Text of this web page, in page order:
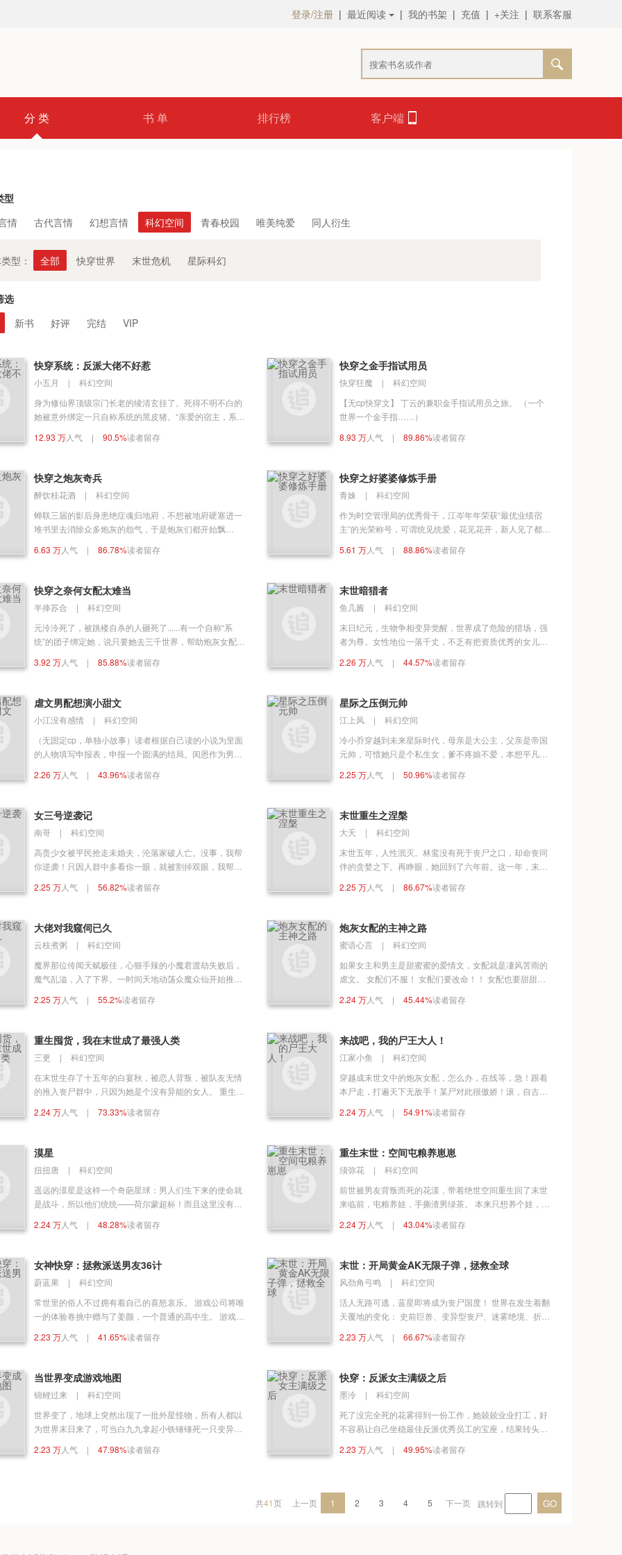
登录/注册 | 最近阅读 | 我的书架 | 充值 | +关注 | 联系客服
分 类 书 单 排行榜 客户端
型
情
古代言情 幻想言情 科幻空间 青春校园 唯美纯爱 同人衍生
型： 全部 快穿世界 末世危机 星际科幻
选
新书
好评 完结 VIP
快穿系统：反派大佬不好惹
小五月 |
科幻空间
身为修仙界顶级宗门长老的绫清玄挂了。死得不明不白的
她被意外绑定一只自称系统的黑皮猪。“亲爱的宿主，系统
玄：“不。”她活了上千年活腻了，能不能直接让她身形俱
净化反派任务，绫清玄从此走上一条……越来越明骚的
路。绫清玄：“zz，反派他牵我手作何？”zz：“天气太冷
了。”绫清玄：“zz，反派他抱我作甚？”zz：“天气太冷
了。”绫清玄：“zz，反派把我拉进被窝里了，最近天气这
么冷的吗？”zz：“妈呀反派我劝你善良！”
12.93 万人气 | 90.5%读者留存
快穿之金手指试用员
快穿狂魔 |
科幻空间
【无cp快穿文】 丁云的兼职金手指试用员之旅。 （一个
世界一个金手指……）
8.93 万人气 | 89.86%读者留存
快穿之炮灰奇兵
醉饮桂花酒 |
科幻空间
蝉联三届的影后身患绝症魂归地府，不想被地府硬塞进一
堆书里去消除众多炮灰的怨气，于是炮灰们都开始飘
纳闷。 总觉得炮灰还不够惨烈！不够解气！他执笔纠结。
人物，求放过！ 最终，找到真相的楚念表示：我不是女魔
头，就只想放飞自我，但绝不允许你放飞自我！ 注：这不
是爱情故事，无cp！
6.63 万人气 | 86.78%读者留存
快穿之好婆婆修炼手册
青姝 |
科幻空间
作为时空管理局的优秀骨干，江岑年年荣获“最优业绩宿
主”的光荣称号，可谓统见统爱，花见花开，新人见了都顶
任务，只想养老。然鹅，好婆婆修炼手册？这是什么鬼？
孙自有儿孙福，万事不掺和，就是好婆婆！
5.61 万人气 | 88.86%读者留存
快穿之奈何女配太难当
半捧苏合 |
科幻空间
元泠泠死了，被跳楼自杀的人砸死了......有一个自称“系
统”的团子绑定她，说只要她去三千世界，帮助炮灰女配实
光......元泠泠表示，我是莫得感情的女配收割机。只是，
傅，钢铁直男哥哥......元泠泠摇摇头：不要迷恋姐，姐只
是个传说。
3.92 万人气 | 85.88%读者留存
末世暗猎者
鱼几酱 |
科幻空间
末日纪元，生物争相变异觉醒，世界成了危险的猎场，强
者为尊。女性地位一落千丈，不乏有把资质优秀的女儿当
成为强者的天赋。但也不幸，她就身在这样的家族。既定
的生育工具。 唯有成为顶尖强者，才能挣脱命运的枷锁。
倒也不是办不到啦，她有家养的金手指傍身还是挺给力
的。 只是这条强者之路走到最后可能要连老公也踩在脚
下，就有点……不够温柔。
2.26 万人气 | 44.57%读者留存
虐文男配想演小甜文
小江没有感情 |
科幻空间
（无固定cp，单独小故事）读者根据自己读的小说为里面
的人物填写申报表，申报一个圆满的结局。闵恩作为男配
虐文男配一个he的结局。影子暗卫，校园男神，霸道总
2.26 万人气 | 43.96%读者留存
星际之压倒元帅
江上风 |
科幻空间
冷小乔穿越到未来星际时代，母亲是大公主，父亲是帝国
元帅，可惜她只是个私生女，爹不疼娘不爱，本想平凡一
叛，也有机甲无敌、兄弟袍泽，还有那个如引航灯塔般一
质疑，他强势镇压，当她九死一生，他冲锋陷阵前来相
救……
2.25 万人气 | 50.96%读者留存
女三号逆袭记
南哥 |
科幻空间
高贵少女被平民抢走未婚夫，沦落家破人亡。没事，我帮
你逆袭！只因人群中多看你一眼，就被割掉双眼，我帮你
没事，我帮你造反夺走皇位！无论你有什么遭遇，我都帮
主、夺男配、打脸女主被系统绑定的陈蓓。
2.25 万人气 | 56.82%读者留存
末世重生之涅槃
大夭 |
科幻空间
末世五年，人性泯灭。林鸾没有死于丧尸之口，却命丧同
伴的贪婪之下。再睁眼，她回到了六年前。这一年，末世
世的错，今世改过。涅槃重生，她发誓宁为刀俎，不为鱼
是，这不知打哪冒出个师兄，死皮赖脸求投靠，求收留，
求包养，她又该如何应对？
2.25 万人气 | 86.67%读者留存
大佬对我窥伺已久
云枝煮粥 |
科幻空间
魔界那位传闻天赋极佳，心狠手辣的小魔君渡劫失败后，
魔气乱溢，入了下界。一时间天地动荡众魔众仙开始推举
无母，更无爱慕亲近之人，此等重任，无人敢上。 就在这
挂满了一名女子的画像。 天界的小公主云苏就这样被迫入
了下界。 她还在下界发呆，小魔气就已经过来死死环住了
她的腰。 柔软微凉的指腹扣着她的脸，小魔气卑微痴迷到
发疯。 云苏信了，敖宿除了她还能爱谁呢？ “你爱不爱
我？” “爱……” 只爱你，为你刀山火海，炙热沸腾。
2.25 万人气 | 55.2%读者留存
炮灰女配的主神之路
蜜语心言 |
科幻空间
如果女主和男主是甜蜜蜜的爱情文，女配就是凄风苦雨的
虐文。 女配们不服！ 女配们要改命！！ 女配也要甜甜的
示：只要能活下去，逆袭改命，我擅长。 所有敢阻拦她生
母亲自立自强。 冷宫弃妃，踹翻渣男，我要当太后。 低
贱女奴，苦练武功终成一代宗师。 …… 从此无双开启了
她繁忙的快穿生活……
2.24 万人气 | 45.44%读者留存
重生囤货，我在末世成了最强人类
三更 |
科幻空间
在末世生存了十五年的白宴秋，被恋人背叛，被队友无情
的推入丧尸群中，只因为她是个没有异能的女人。 重生到
的末世了。 她要在末世里生活的舒舒服服。 不过还想舒
仇啊！ 毁掉渣男的基地！打击渣男的信心！蚕食他的势
力！让他像一条狗样活着！ 她曾经的队友们也成了扶不上
墙的烂泥！ 最后当然是建设最强大的人类禁地啊！
2.24 万人气 | 73.33%读者留存
来战吧，我的尸王大人！
江家小鱼 |
科幻空间
穿越成末世文中的炮灰女配，怎么办，在线等，急！跟着
本尸走，打遍天下无敌手！某尸对此很傲娇！滚，自古人
2.24 万人气 | 54.91%读者留存
漠星
扭扭唐 |
科幻空间
遥远的漠星是这样一个奇葩星球：男人们生下来的使命就
是战斗，所以他们统统——荷尔蒙超标！而且这里没有女
星球最强壮的man。而且方圆几千公里除了他们一个人也
2.24 万人气 | 48.28%读者留存
重生末世：空间屯粮养崽崽
须弥花 |
科幻空间
前世被男友背叛而死的花漾，带着绝世空间重生回了末世
来临前，屯粮养娃，手撕渣男绿茶。 本来只想养个娃，在
竟然一步步步入某腹黑男人精心设计的温柔陷阱中。 末日
地灵河，就是缺点生气勃勃。于是，会飞天的肥螳螂，
收。会放电的稀有小白虎，收。巨无霸带崽灵鳄，收。只
要是活的，能吃的，统统都收收收！ 渣男恶女无止境，无
耻领导心机深，想利用她攻打丧尸获得更多晶核利己？无
耻贱命，拿来吧你。
2.24 万人气 | 43.04%读者留存
女神快穿：拯救派送男友36计
蔚蓝果 |
科幻空间
常世里的俗人不过拥有着自己的喜怒哀乐。 游戏公司将唯
一的体验卷挑中赠与了姜颜，一个普通的高中生。 游戏公
各大奇闻异士，从中找到了这个办法。 投资了好几个亿，
的姜颜，成为了他唯一的希望。 他打听到姜颜喜欢听广播
入睡，于是他通过声波给姜颜“托了一个梦”。 而那个梦，
正是拉开整个故事的序幕。 . 姜颜从一个普通的高中生，
变的不再普通了。她成为了一家洗脚店的员工，兼职各方
面情感咨询师。 比如，替叛逆的爸爸管教一下孩子？ 比
拐的将军爱她如狂？ … 不不不，这都不是她的目的！ 零
天数是不对等的。 36个位面36个故事＝现实世界36天❗ 目
2.23 万人气 | 41.65%读者留存
末世：开局黄金AK无限子弹，拯救全球
风劲角弓鸣 |
科幻空间
活人无路可逃，蓝星即将成为丧尸国度！ 世界在发生着翻
天覆地的变化： 史前巨兽、变异型丧尸、迷雾绝境、折叠
【末世愿望系统】 为了活下去，李卓只能疯狂许愿
愿成功，宿主获得神魔之体！】 【叮！许愿成功，宿主获
得10000立方米sss级避难所！】 【叮！许愿成功，宿主
死而复活！】 当大家还在小心翼翼的苟延残喘时，李卓已
经横行末世……
2.23 万人气 | 66.67%读者留存
当世界变成游戏地图
锦鲤过来 |
科幻空间
世界变了，地球上突然出现了一批外星怪物，所有人都以
为世界末日来了，可当白九九拿起小铁锤锤死一只变异老
不归之路。 剧场一 白九九抬头望着靠墙站的黑衣男人
2.23 万人气 | 47.98%读者留存
快穿：反派女主满级之后
墨泠 |
科幻空间
死了没完全死的花雾得到一份工作，她兢兢业业打工，好
不容易让自己坐稳最佳反派优秀员工的宝座，结果转头就
新部门的同事，发现他们的新同事好像有点问题…… ——
派斗智斗勇，她抢了反派的饭碗。 该女主干的事，她一件
没干，不该女主干的事，她干了个遍。 在公司考虑要辞退
2.23 万人气 | 49.95%读者留存
共41页 上一页 1 2 3 4 5 下一页 跳转到 GO